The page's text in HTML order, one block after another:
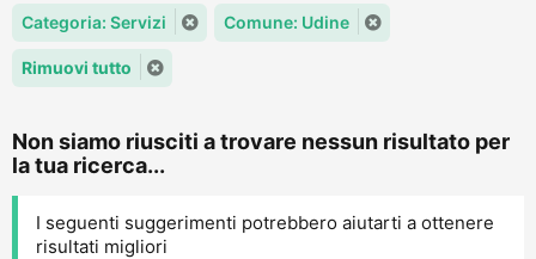
Categoria: Servizi Comune: Udine
Rimuovi tutto
Non siamo riusciti a trovare nessun risultato per
la tua ricerca...
I seguenti suggerimenti potrebbero aiutarti a ottenere
risultati migliori